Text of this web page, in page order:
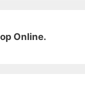
Online.